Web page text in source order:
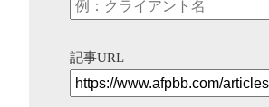
記事URL